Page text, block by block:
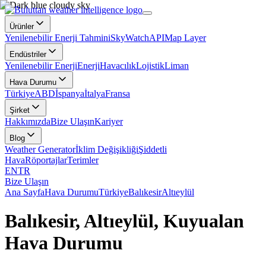
Ürünler
Yenilenebilir Enerji TahminiSkyWatchAPIMap Layer
Endüstriler
Yenilenebilir EnerjiEnerjiHavacılıkLojistikLiman
Hava Durumu
TürkiyeABDİspanyaİtalyaFransa
Şirket
HakkımızdaBize UlaşınKariyer
Blog
Weather Generatorİklim DeğişikliğiŞiddetli
HavaRöportajlarTerimler
ENTR
Bize Ulaşın
Ana SayfaHava DurumuTürkiyeBalıkesirAltıeylül
Balıkesir, Altıeylül, Kuyualan
Hava Durumu